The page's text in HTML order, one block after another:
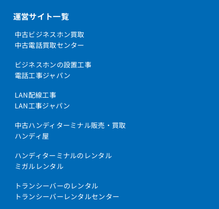
運営サイト一覧
中古ビジネスホン買取
中古電話買取センター
ビジネスホンの設置工事
電話工事ジャパン
LAN配線工事
LAN工事ジャパン
中古ハンディターミナル販売・買取
ハンディ屋
ハンディターミナルのレンタル
ミガルレンタル
トランシーバーのレンタル
トランシーバーレンタルセンター